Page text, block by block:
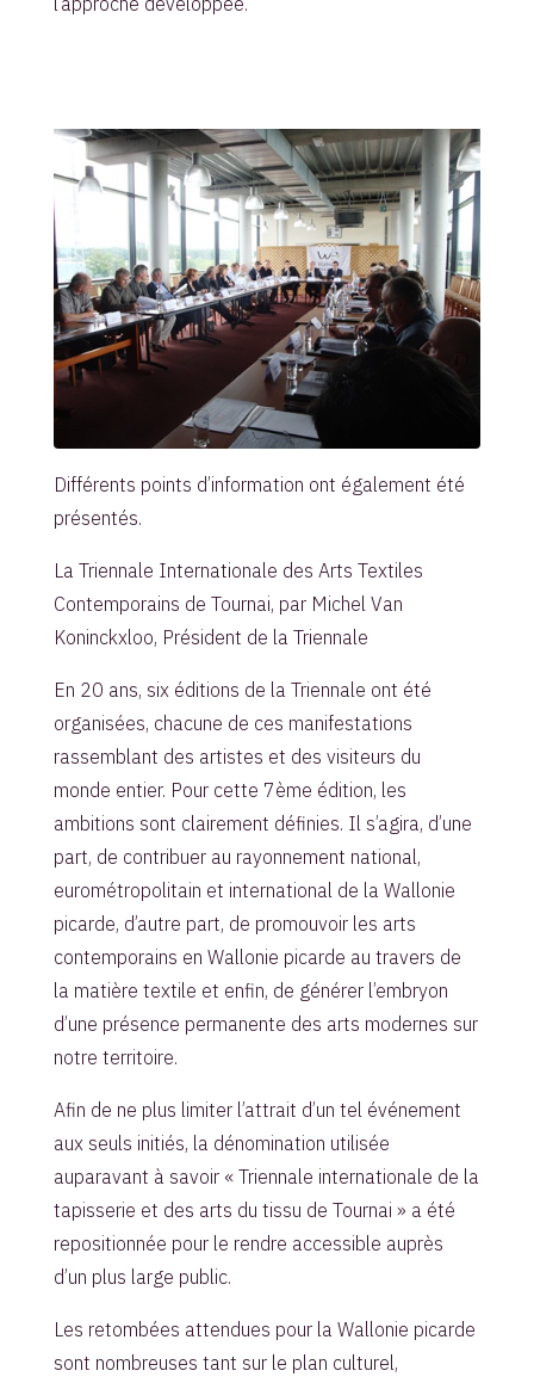
Différents points d’information ont également été
présentés.
La Triennale Internationale des Arts Textiles
Contemporains de Tournai, par Michel Van
Koninckxloo, Président de la Triennale
En 20 ans, six éditions de la Triennale ont été
organisées, chacune de ces manifestations
rassemblant des artistes et des visiteurs du
monde entier. Pour cette 7ème édition, les
ambitions sont clairement définies. Il s’agira, d’une
part, de contribuer au rayonnement national,
eurométropolitain et international de la Wallonie
picarde, d’autre part, de promouvoir les arts
contemporains en Wallonie picarde au travers de
la matière textile et enfin, de générer l’embryon
d’une présence permanente des arts modernes sur
notre territoire.
Afin de ne plus limiter l’attrait d’un tel événement
aux seuls initiés, la dénomination utilisée
auparavant à savoir « Triennale internationale de la
tapisserie et des arts du tissu de Tournai » a été
repositionnée pour le rendre accessible auprès
d’un plus large public.
Les retombées attendues pour la Wallonie picarde
sont nombreuses tant sur le plan culturel,